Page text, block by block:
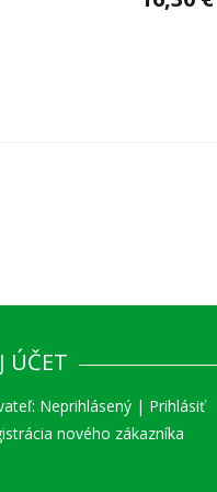
ÚČET
Neprihlásený | Prihlásiť
nového zákazníka